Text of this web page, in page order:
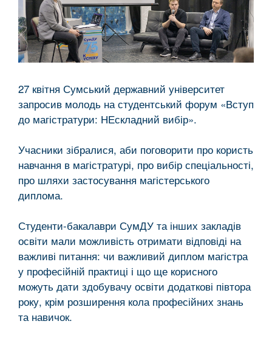
27 квітня Сумський державний університет
запросив молодь на студентський форум «Вступ
до магістратури: НЕскладний вибір».
Учасники зібралися, аби поговорити про користь
навчання в магістратурі, про вибір спеціальності,
про шляхи застосування магістерського
диплома.
Студенти-бакалаври СумДУ та інших закладів
освіти мали можливість отримати відповіді на
важливі питання: чи важливий диплом магістра
у професійній практиці і що ще корисного
можуть дати здобувачу освіти додаткові півтора
року, крім розширення кола професійних знань
та навичок.